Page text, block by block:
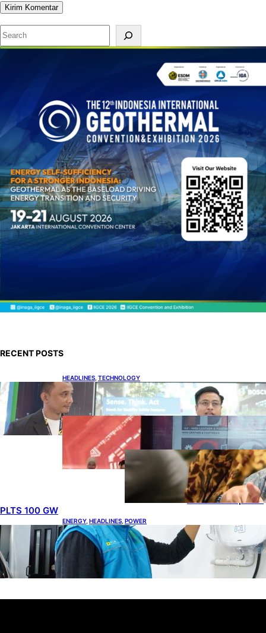
S
e
RECENT POSTS
HEADLINES TECHNOLOGY
Teknologi Keselamatan, Penentu Baru
Persaingan Industri Otomotif
DOWNSTREAM HEADLINES, PETROLEUM
Terbuka, Peluang Usaha bagi
IKM Alas Kaki Lokal
ENERGY, HEADLINES
RENEWABLE
IESR:
Kepemimpinan
Terpadu jadi
Kunci Percepatan
PLTS 100 GW
ENERGY, HEADLINES POWER
Ada 21.865 Pelanggan Baru Gunakan Home
Charging Services PLN